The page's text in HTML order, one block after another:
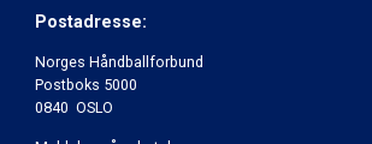
Postadresse:
Norges Håndballforbund
Postboks 5000
0840 OSLO